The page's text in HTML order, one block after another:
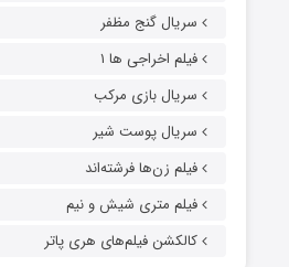
سریال گنج مظفر
فیلم اخراجی ها ۱
سریال بازی مرکب
سریال پوست شیر
فیلم زن‌ها فرشته‌اند
فیلم متری شیش و نیم
کالکشن فیلم‌های هری پاتر